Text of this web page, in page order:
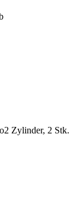
Zylinder, 2 Stk.